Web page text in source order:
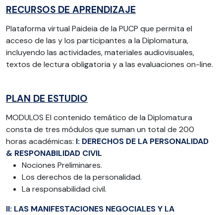
RECURSOS DE APRENDIZAJE
Plataforma virtual Paideia de la PUCP que permita el
acceso de las y los participantes a la Diplomatura,
incluyendo las actividades, materiales audiovisuales,
textos de lectura obligatoria y a las evaluaciones on-line.
PLAN DE ESTUDIO
MODULOS El contenido temático de la Diplomatura
consta de tres módulos que suman un total de 200
horas académicas: I: DERECHOS DE LA PERSONALIDAD
& RESPONABILIDAD CIVIL
Nociones Preliminares.
Los derechos de la personalidad.
La responsabilidad civil.
II: LAS MANIFESTACIONES NEGOCIALES Y LA